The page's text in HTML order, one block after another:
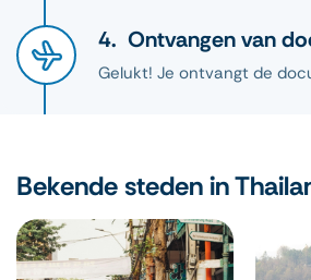
Ontvangen van
Gelukt! Je ontvangt de
Bekende steden in